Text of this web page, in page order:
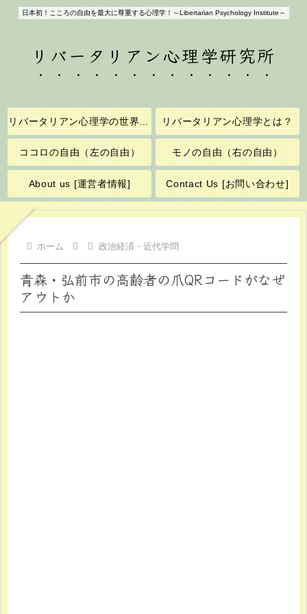
日本初！こころの自由を最大に尊重する心理学！～Libertarian Psychology Institute～
リバータリアン心理学研究所
リバータリアン心理学の世界へようこそ！ リバータリアン心理学とは？
ココロの自由（左の自由） モノの自由（右の自由）
About us [運営者情報] Contact Us [お問い合わせ]
ホーム 政治経済・近代学問
青森・弘前市の高齢者の爪QRコードがなぜ
アウトか